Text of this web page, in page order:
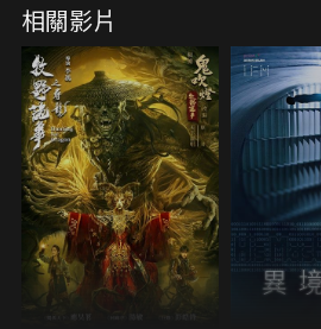
相關影片